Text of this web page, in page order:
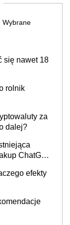
Wybrane
się nawet 18
rolnik
za
dalej?
ChatGPT
efekty